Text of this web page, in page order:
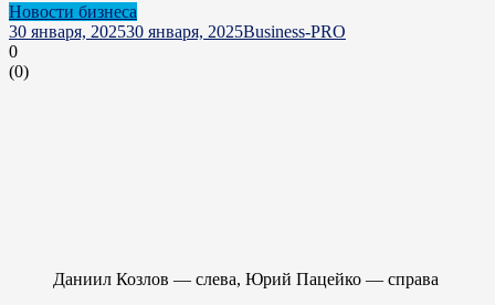
Новости бизнеса
30 января, 202530 января, 2025Business-PRO
0
(0)
Даниил Козлов — слева, Юрий Пацейко — справа